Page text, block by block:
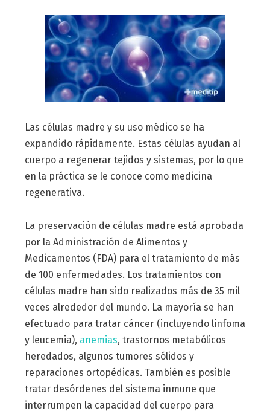
Las células madre y su uso médico se ha
expandido rápidamente. Estas células ayudan al
cuerpo a regenerar tejidos y sistemas, por lo que
en la práctica se le conoce como medicina
regenerativa.
La preservación de células madre está aprobada
por la Administración de Alimentos y
Medicamentos (FDA) para el tratamiento de más
de 100 enfermedades. Los tratamientos con
células madre han sido realizados más de 35 mil
veces alrededor del mundo. La mayoría se han
efectuado para tratar cáncer (incluyendo linfoma
y leucemia), anemias, trastornos metabólicos
heredados, algunos tumores sólidos y
reparaciones ortopédicas. También es posible
tratar desórdenes del sistema inmune que
interrumpen la capacidad del cuerpo para